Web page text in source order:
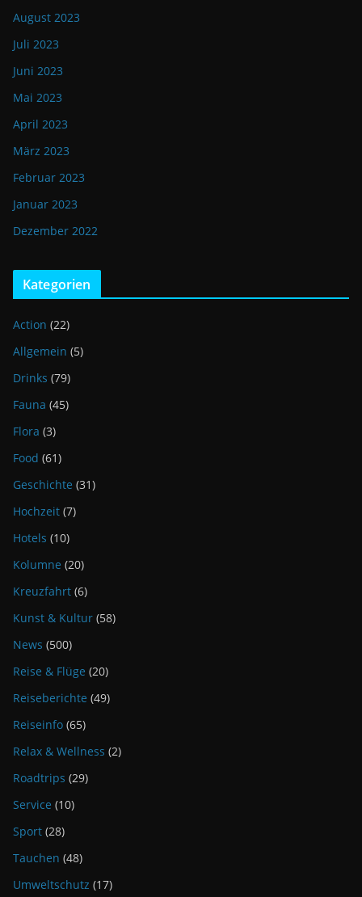
August 2023
Juli 2023
Juni 2023
Mai 2023
April 2023
März 2023
Februar 2023
Januar 2023
Dezember 2022
Kategorien
Action (22)
Allgemein (5)
Drinks (79)
Fauna (45)
Flora (3)
Food (61)
Geschichte (31)
Hochzeit (7)
Hotels (10)
Kolumne (20)
Kreuzfahrt (6)
Kunst & Kultur (58)
News (500)
Reise & Flüge (20)
Reiseberichte (49)
Reiseinfo (65)
Relax & Wellness (2)
Roadtrips (29)
Service (10)
Sport (28)
Tauchen (48)
Umweltschutz (17)